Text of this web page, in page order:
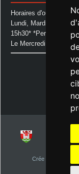
Horaires d'ouverture
Lundi, Mardi, Jeudi et
15h30* *Permanence
Le Mercredi : de
Crée par